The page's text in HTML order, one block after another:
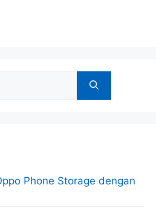
Phone Storage dengan